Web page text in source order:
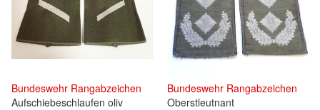
Bundeswehr Rangabzeichen
Aufschiebeschlaufen oliv
Bundeswehr Rangabzeichen
Oberstleutnant